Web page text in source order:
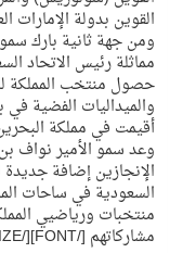
القوين بدولة الإمارات
ومن جهة ثانية بارك
مماثلة رئيس الاتحاد
حصول منتخب المملكة
والميداليات الفضية في
أقيمت في مملكة
وعد سمو الأمير نواف
الإنجازين إضافة جديدة
السعودية في ساحات
منتخبات ورياضيي
مشاركاتهم [/FONT][/SIZE][/B][/JUSTIFY]